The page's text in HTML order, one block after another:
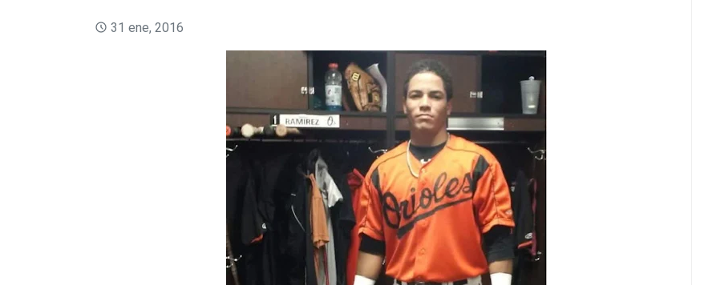
31 ene, 2016